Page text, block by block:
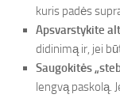
kuris padės
Apsvarstykite
didinimą ir, jei
Saugokitės
lengvą paskolą.